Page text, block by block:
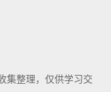
集整理，仅供学习交